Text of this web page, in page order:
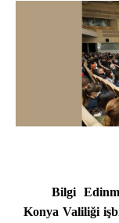
Bilgi Edinme
Konya Valiliği